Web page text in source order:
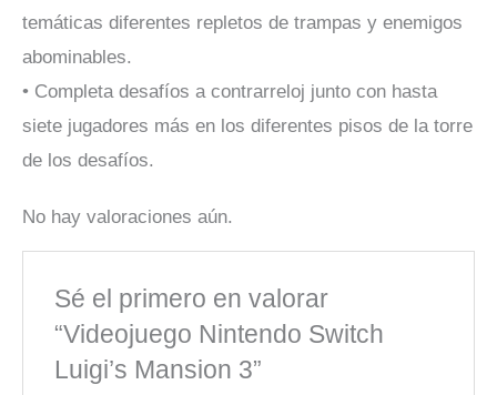
temáticas diferentes repletos de trampas y enemigos
abominables.
• Completa desafíos a contrarreloj junto con hasta
siete jugadores más en los diferentes pisos de la torre
de los desafíos.
No hay valoraciones aún.
Sé el primero en valorar
“Videojuego Nintendo Switch
Luigi’s Mansion 3”